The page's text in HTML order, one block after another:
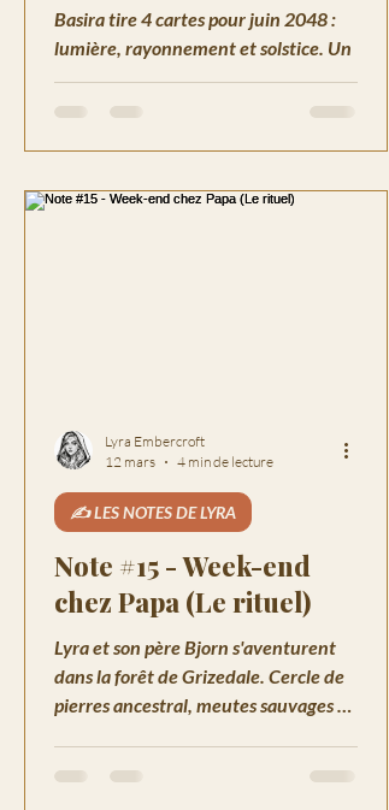
Basira tire 4 cartes pour juin 2048 :
lumière, rayonnement et solstice. Un
tirage oracle immersif pour célébrer
ce que tu as construit et oser briller
Note #15 - Week-end
chez Papa (Le rituel)
Lyra et son père Bjorn s'aventurent
dans la forêt de Grizedale. Cercle de
pierres ancestral, meutes sauvages et
✍️ LES NOTES DE LYRA
Lyra Embercroft
12 mars
4 min de lecture